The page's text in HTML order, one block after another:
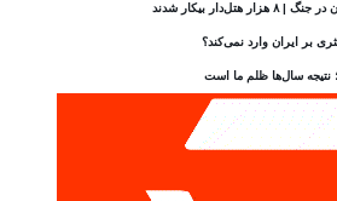
بیکار شدند
بر ایران وارد نمی‌کند؟
سال‌ها ظلم ما است